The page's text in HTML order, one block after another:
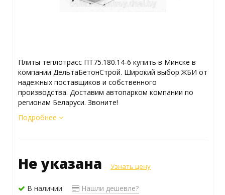
Плиты теплотрасс ПТ75.180.14-6 купить в Минске в
компании ДельтаБетонСтрой. Широкий выбор ЖБИ от
надежных поставщиков и собственного
производства. Доставим автопарком компании по
регионам Беларуси. Звоните!
Подробнее
Не указана Узнать цену
В наличии Нашли дешевле?